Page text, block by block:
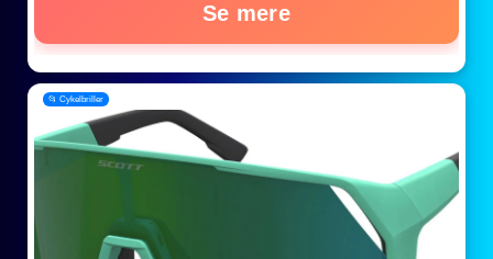
Se mere
📂 Cykelbriller